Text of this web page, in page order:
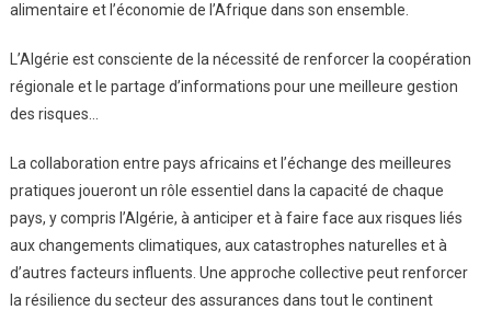
alimentaire et l’économie de l’Afrique dans son ensemble.
L’Algérie est consciente de la nécessité de renforcer la coopération
régionale et le partage d’informations pour une meilleure gestion
des risques…
La collaboration entre pays africains et l’échange des meilleures
pratiques joueront un rôle essentiel dans la capacité de chaque
pays, y compris l’Algérie, à anticiper et à faire face aux risques liés
aux changements climatiques, aux catastrophes naturelles et à
d’autres facteurs influents. Une approche collective peut renforcer
la résilience du secteur des assurances dans tout le continent